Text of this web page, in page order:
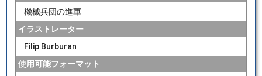
機械兵団の進軍
イラストレーター
Filip Burburan
使用可能フォーマット